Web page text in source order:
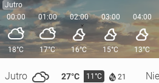
Jutro
00:00
18°C
Jutro 27°C 11°C 21
01:00
17°C
02:00
16°C
03:00
15°C
04:00
13°C